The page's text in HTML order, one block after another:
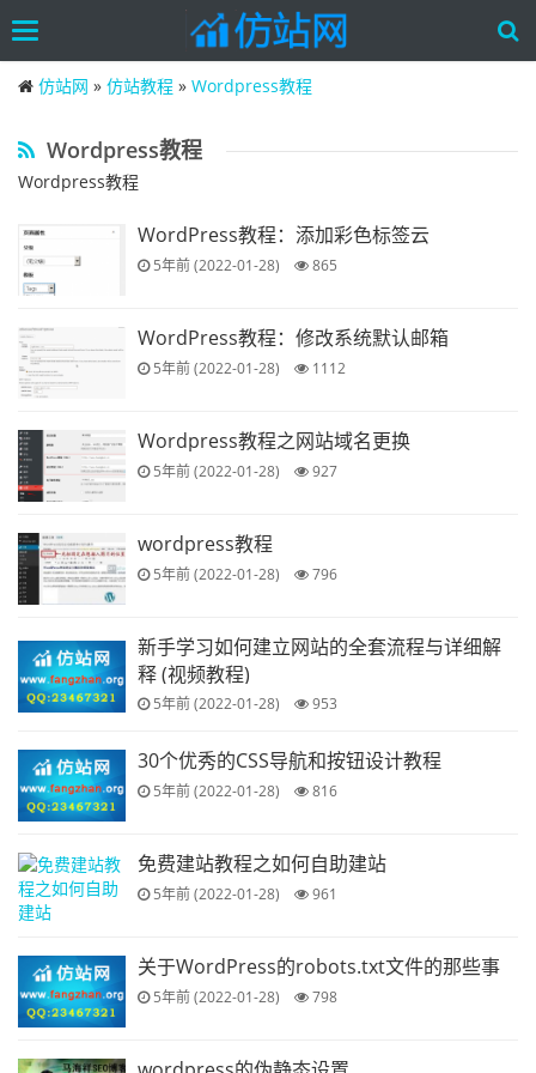
to
content
Toggle
仿站网 » 仿站教程 » Wordpress教程
Wordpress教程
Wordpress教程
WordPress教程：添加彩色标签云
5年前 (2022-01-28) 865
WordPress教程：修改系统默认邮箱
5年前 (2022-01-28) 1112
Wordpress教程之网站域名更换
5年前 (2022-01-28) 927
wordpress教程
5年前 (2022-01-28) 796
新手学习如何建立网站的全套流程与详细解
释 (视频教程)
5年前 (2022-01-28) 953
30个优秀的CSS导航和按钮设计教程
5年前 (2022-01-28) 816
免费建站教程之如何自助建站
5年前 (2022-01-28) 961
关于WordPress的robots.txt文件的那些事
5年前 (2022-01-28) 798